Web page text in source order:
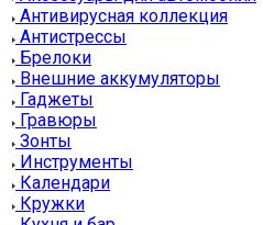
Антивирусная коллекция
Антистрессы
Брелоки
Внешние аккумуляторы
Гаджеты
Гравюры
Зонты
Инструменты
Календари
Кружки